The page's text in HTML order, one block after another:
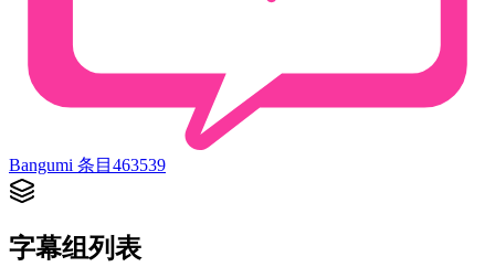
Bangumi 条目 463539
字幕组列表